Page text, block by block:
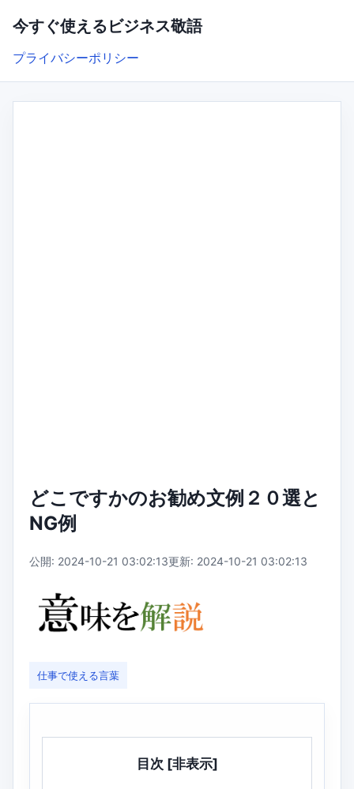
今すぐ使えるビジネス敬語
プライバシーポリシー
どこですかのお勧め文例２０選と
NG例
公開: 2024-10-21 03:02:13更新: 2024-10-21 03:02:13
仕事で使える言葉
目次 [非表示]